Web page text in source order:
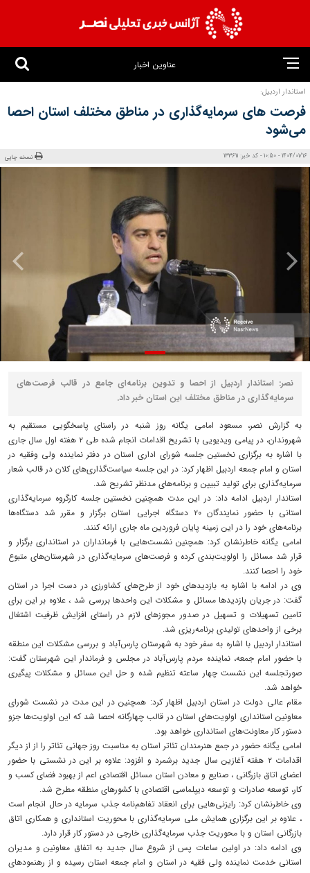
عناوین اخبار
استاندار اردبیل:
فرصت‌ های سرمایه‌گذاری در مناطق مختلف استان احصا
می‌شود
1404/01/16 - 10:50 - کد خبر: 133611 نسخه چاپی
نصر: استاندار اردبیل از احصا و تدوین برنامه‌ای جامع در قالب فرصت‌های
سرمایه‌گذاری در مناطق مختلف این استان خبر داد.
به گزارش نصر، مسعود امامی یگانه روز شنبه در راستای پاسخگویی مستقیم به
شهروندان، در پیامی ویدیویی با تشریح اقدامات انجام شده طی ۲ هفته اول سال جاری
با اشاره به برگزاری نخستین جلسه شورای اداری استان در دفتر نماینده ولی وفقیه در
استان و امام جمعه اردبیل اظهار کرد: در این جلسه سیاست‌گذاری‌های کلان در قالب شعار
سرمایه‌گذاری برای تولید تبیین و برنامه‌های مدنظر تشریح شد.
استاندار اردبیل ادامه داد: در این مدت همچنین نخستین جلسه کارگروه سرمایه‌گذاری
استانی با حضور نمایندگان ۲۰ دستگاه اجرایی استان برگزار و مقرر شد دستگاه‌ها
برنامه‌های خود را در این زمینه پایان فروردین ماه جاری ارائه کنند.
امامی یگانه خاطرنشان کرد: همچنین نشست‌هایی با فرمانداران در استانداری برگزار و
قرار شد مسائل را اولویت‌بندی کرده و فرصت‌های سرمایه‌گذاری در شهرستان‌های متبوع
خود را احصا کنند.
وی در ادامه با اشاره به بازدیدهای خود از طرح‌های کشاورزی در دست اجرا در استان
گفت: در جریان بازدیدها مسائل و مشکلات این واحدها بررسی شد ، علاوه بر این برای
تامین تسهیلات و تسهیل در صدور مجوزهای لازم در راستای افزایش ظرفیت اشتغال
برخی از واحدهای تولیدی برنامه‌ریزی شد.
استاندار اردبیل با اشاره به سفر خود به شهرستان پارس‌آباد و بررسی مشکلات این منطقه
با حضور امام جمعه، نماینده مردم پارس‌آباد در مجلس و فرماندار این شهرستان گفت:
صورتجلسه این نشست چهار ساعته تنظیم شده و حل این مسائل و مشکلات پیگیری
خواهد شد.
مقام عالی دولت در استان اردبیل اظهار کرد: همچنین در این مدت در نشست شورای
معاونین استانداری اولویت‌های استان در قالب چهارگانه احصا شد که این اولویت‌ها جزو
دستور کار معاونت‌های استانداری خواهد بود.
امامی یگانه حضور در جمع هنرمندان تئاتر استان به مناسبت روز جهانی تئاتر را از از دیگر
اقدامات ۲ هفته آغازین سال جدید برشمرد و افزود: علاوه بر این در نشستی با حضور
اعضای اتاق بازرگانی ، صنایع و معادن استان مسائل اقتصادی اعم از بهبود فضای کسب و
کار، توسعه صادرات و توسعه دیپلماسی اقتصادی با کشورهای منطقه مطرح شد.
وی خاطرنشان کرد: رایزنی‌هایی برای انعقاد تفاهم‌نامه جذب سرمایه در حال انجام است
، علاوه بر این برگزاری همایش ملی سرمایه‌گذاری با محوریت استانداری و همکاری اتاق
بازرگانی استان و با محوریت جذب سرمایه‌گذاری خارجی در دستور کار قرار دارد.
وی ادامه داد: در اولین ساعات پس از شروع سال جدید به اتفاق معاونین و مدیران
استانی خدمت نماینده ولی فقیه در استان و امام جمعه استان رسیده و از رهنمودهای